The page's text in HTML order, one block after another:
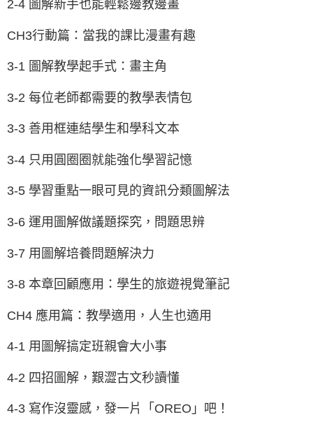
2-4 圖解新手也能輕鬆邊教邊畫
CH3行動篇：當我的課比漫畫有趣
3-1 圖解教學起手式：畫主角
3-2 每位老師都需要的教學表情包
3-3 善用框連結學生和學科文本
3-4 只用圓圈圈就能強化學習記憶
3-5 學習重點一眼可見的資訊分類圖解法
3-6 運用圖解做議題探究，問題思辨
3-7 用圖解培養問題解決力
3-8 本章回顧應用：學生的旅遊視覺筆記
CH4 應用篇：教學適用，人生也適用
4-1 用圖解搞定班親會大小事
4-2 四招圖解，艱澀古文秒讀懂
4-3 寫作沒靈感，發一片「OREO」吧！